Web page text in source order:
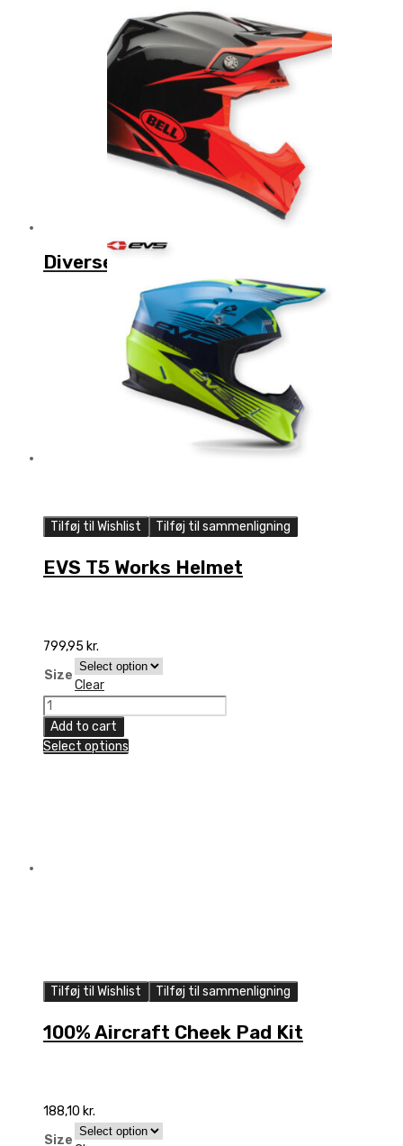
Diverse
Tilføj til Wishlist Tilføj til sammenligning
EVS T5 Works Helmet
799,95 kr.
Size
Clear
EVS
T5
Works
Add to cart
Select options
Tilføj til Wishlist Tilføj til sammenligning
100% Aircraft Cheek Pad Kit
188,10 kr.
Size